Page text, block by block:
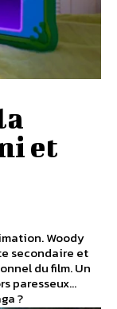
et
Woody
secondaire et
du film. Un
paresseux...
?